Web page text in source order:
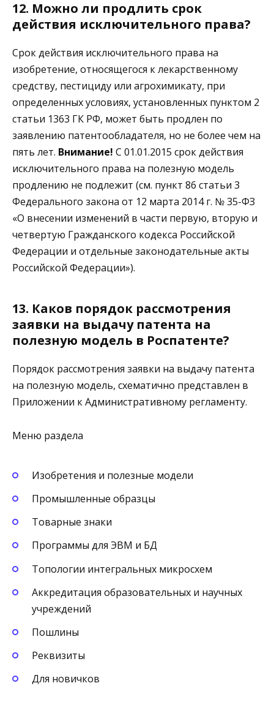
12. Можно ли продлить срок
действия исключительного права?
Срок действия исключительного права на
изобретение, относящегося к лекарственному
средству, пестициду или агрохимикату, при
определенных условиях, установленных пунктом 2
статьи 1363 ГК РФ, может быть продлен по
заявлению патентообладателя, но не более чем на
пять лет. Внимание! С 01.01.2015 срок действия
исключительного права на полезную модель
продлению не подлежит (см. пункт 86 статьи 3
Федерального закона от 12 марта 2014 г. № 35-ФЗ
«О внесении изменений в части первую, вторую и
четвертую Гражданского кодекса Российской
Федерации и отдельные законодательные акты
Российской Федерации»).
13. Каков порядок рассмотрения
заявки на выдачу патента на
полезную модель в Роспатенте?
Порядок рассмотрения заявки на выдачу патента
на полезную модель, схематично представлен в
Приложении к Административному регламенту.
Меню раздела
Изобретения и полезные модели
Промышленные образцы
Товарные знаки
Программы для ЭВМ и БД
Топологии интегральных микросхем
Аккредитация образовательных и научных
учреждений
Пошлины
Реквизиты
Для новичков